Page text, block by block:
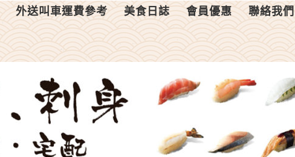
外送叫車運費參考 美食日誌 會員優惠 聯絡我們